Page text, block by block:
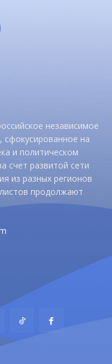
независимое
на
и политическом
счет развитой сети
из разных регионов
продолжают